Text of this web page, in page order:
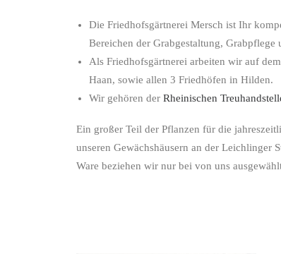
Die Friedhofsgärtnerei Mersch ist Ihr
Bereichen der Grabgestaltung, Grabpflege
Als Friedhofsgärtnerei arbeiten wir auf
Haan, sowie allen 3 Friedhöfen in Hilden.
Wir gehören der Rheinischen
Ein großer Teil der Pflanzen für die
unseren Gewächshäusern an der Leichlinger
Ware beziehen wir nur bei von uns